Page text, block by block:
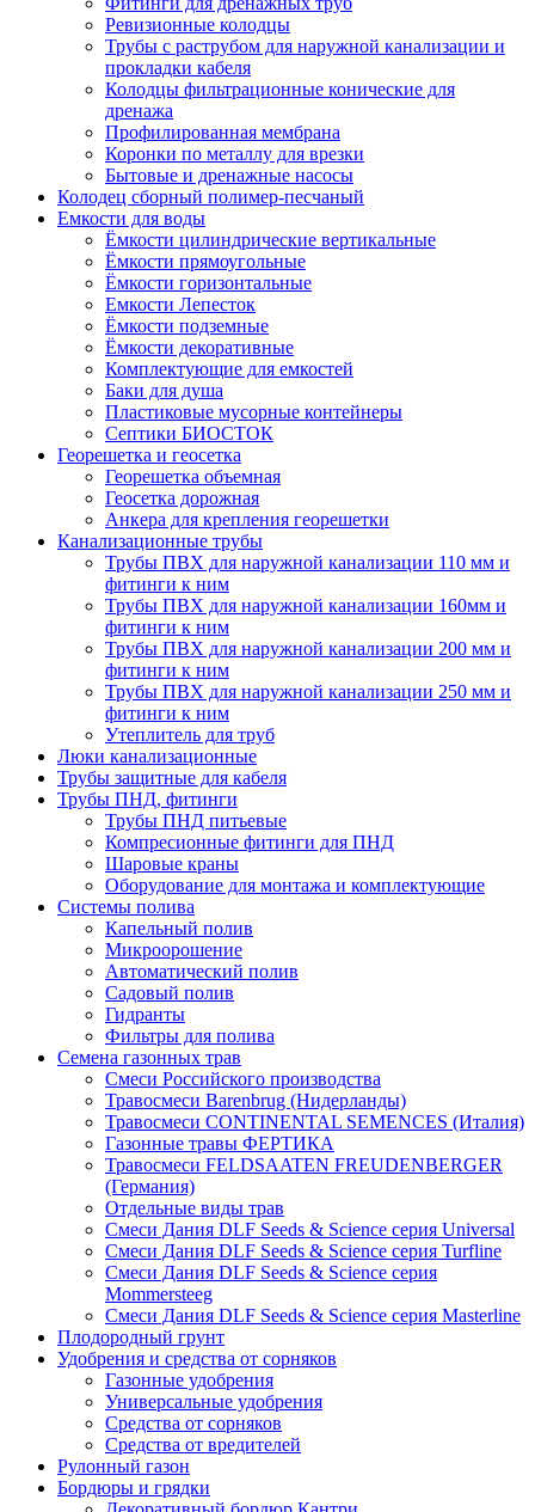
Ревизионные колодцы
Трубы с раструбом для наружной канализации и
прокладки кабеля
Колодцы фильтрационные конические для
дренажа
Профилированная мембрана
Коронки по металлу для врезки
Бытовые и дренажные насосы
Колодец сборный полимер-песчаный
Емкости для воды
Ёмкости цилиндрические вертикальные
Ёмкости прямоугольные
Ёмкости горизонтальные
Емкости Лепесток
Ёмкости подземные
Ёмкости декоративные
Комплектующие для емкостей
Баки для душа
Пластиковые мусорные контейнеры
Септики БИОСТОК
Георешетка и геосетка
Георешетка объемная
Геосетка дорожная
Анкера для крепления георешетки
Канализационные трубы
Трубы ПВХ для наружной канализации 110 мм и
фитинги к ним
Трубы ПВХ для наружной канализации 160мм и
фитинги к ним
Трубы ПВХ для наружной канализации 200 мм и
фитинги к ним
Трубы ПВХ для наружной канализации 250 мм и
фитинги к ним
Утеплитель для труб
Люки канализационные
Трубы защитные для кабеля
Трубы ПНД, фитинги
Трубы ПНД питьевые
Компресионные фитинги для ПНД
Шаровые краны
Оборудование для монтажа и комплектующие
Системы полива
Капельный полив
Микроорошение
Автоматический полив
Садовый полив
Гидранты
Фильтры для полива
Семена газонных трав
Смеси Российского производства
Травосмеси Barenbrug (Нидерланды)
Травосмеси CONTINENTAL SEMENCES (Италия)
Газонные травы ФЕРТИКА
Травосмеси FELDSAATEN FREUDENBERGER
(Германия)
Отдельные виды трав
Смеси Дания DLF Seeds & Sciеnce серия Universal
Смеси Дания DLF Seeds & Sciеnce серия Turfline
Смеси Дания DLF Seeds & Sciеnce серия
Mommersteeg
Смеси Дания DLF Seeds & Sciеnce серия Masterline
Плодородный грунт
Удобрения и средства от сорняков
Газонные удобрения
Универсальные удобрения
Средства от сорняков
Средства от вредителей
Рулонный газон
Бордюры и грядки